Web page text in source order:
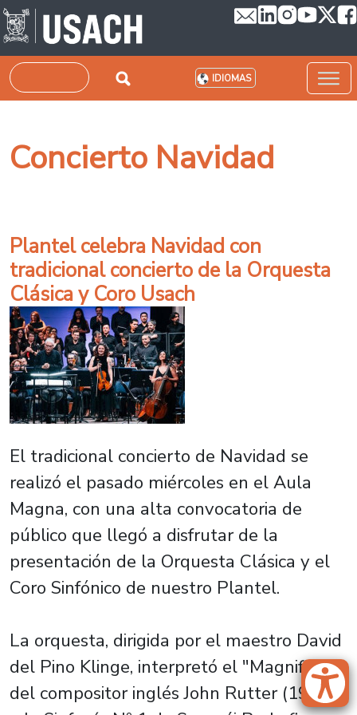
Pasar al contenido principal
Buscar IDIOMAS
Concierto Navidad
Plantel celebra Navidad con
tradicional concierto de la Orquesta
Clásica y Coro Usach
El tradicional concierto de Navidad se
realizó el pasado miércoles en el Aula
Magna, con una alta convocatoria de
público que llegó a disfrutar de la
presentación de la Orquesta Clásica y el
Coro Sinfónico de nuestro Plantel.
La orquesta, dirigida por el maestro David
del Pino Klinge, interpretó el "Magnificat"
del compositor inglés John Rutter (1945)